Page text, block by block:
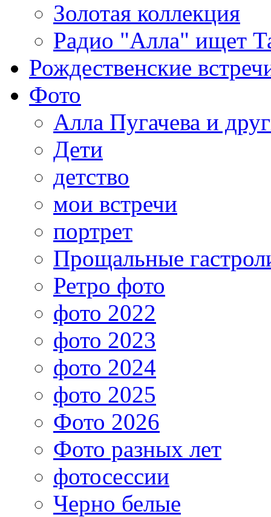
Золотая коллекция
Радио "Алла" ищет
Рождественские
Фото
Алла Пугачева и
Дети
детство
мои встречи
портрет
Прощальные
Ретро фото
фото 2022
фото 2023
фото 2024
фото 2025
Фото 2026
Фото разных лет
фотосессии
Черно белые